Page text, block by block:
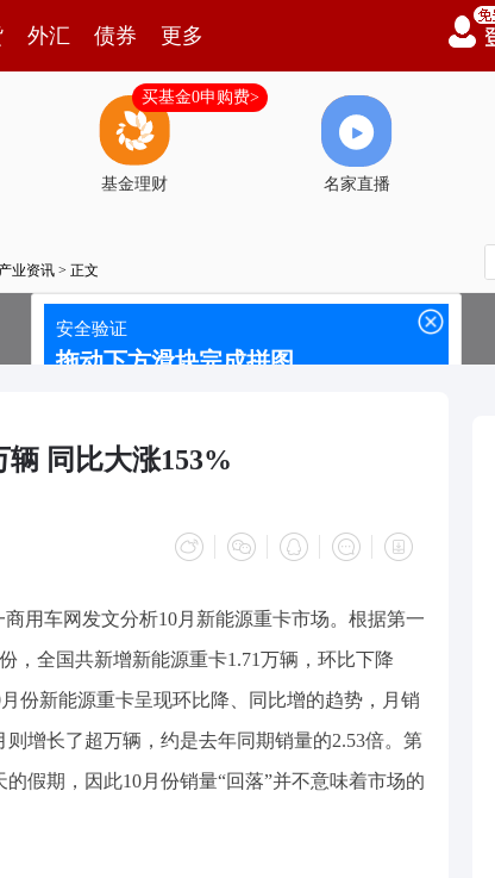
外汇 债券 更多
基金理财
买基金0申购费>
名家直播
业资讯 > 正文
辆 同比大涨153%
用车网发文分析10月新能源重卡市场。根据第一
，全国共新增新能源重卡1.71万辆，环比下降
份新能源重卡呈现环比降、同比增的趋势，月销
增长了超万辆，约是去年同期销量的2.53倍。第
假期，因此10月份销量“回落”并不意味着市场的